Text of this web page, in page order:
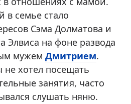
в семье стало
Сэма Долматова и
Элвиса на фоне развода
мужем Дмитрием.
хотел посещать
занятия, часто
слушать няню.